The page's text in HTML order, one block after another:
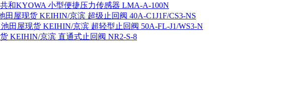
和KYOWA 小型便捷压力传感器 LMA-A-100N
田屋现货 KEIHIN/京滨 超级止回阀 40A-C1J1F/CS3-NS
池田屋现货 KEIHIN/京滨 超轻型止回阀 50A-FL-J1/WS3-N
KEIHIN/京滨 直通式止回阀 NR2-S-8